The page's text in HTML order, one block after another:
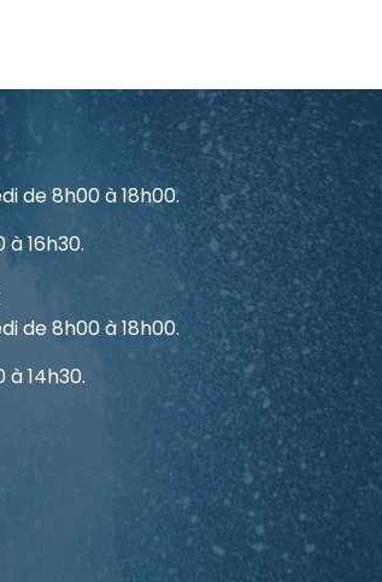
de 8h00 à 18h00.
16h30.
de 8h00 à 18h00.
à 14h30.